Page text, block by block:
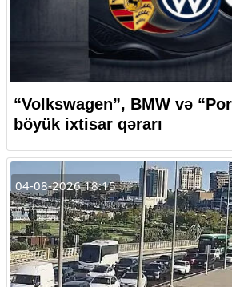
“Volkswagen”, BMW və
böyük ixtisar qərarı
04-08-2026 18:15